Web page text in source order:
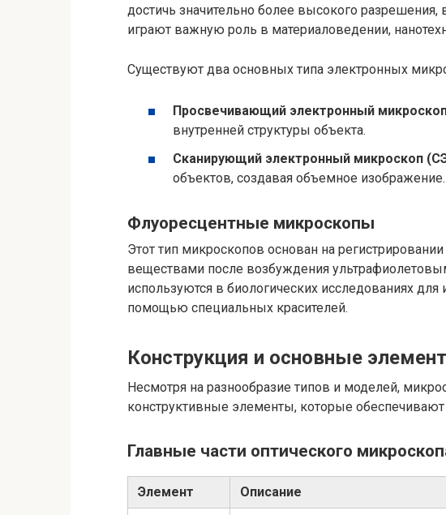
достичь значительно более высокого разрешения,
играют важную роль в материаловедении,
Существуют два основных типа электронных
Просвечивающий электронный
внутренней структуры объекта.
Сканирующий электронный микроскоп
объектов, создавая объемное изображение.
Флуоресцентные микроскопы
Этот тип микроскопов основан на
веществами после возбуждения
используются в биологических исследованиях для
помощью специальных красителей.
Конструкция и основные
Несмотря на разнообразие типов и моделей,
конструктивные элементы, которые
Главные части оптического
Элемент Описание